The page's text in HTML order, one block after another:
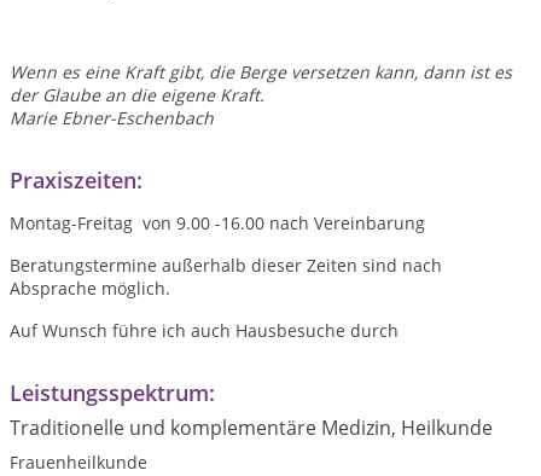
Wenn es eine Kraft gibt, die Berge versetzen kann, dann ist es
der Glaube an die eigene Kraft.
Marie Ebner-Eschenbach
Praxiszeiten:
Montag-Freitag von 9.00 -16.00 nach Vereinbarung
Beratungstermine außerhalb dieser Zeiten sind nach
Absprache möglich.
Auf Wunsch führe ich auch Hausbesuche durch
Leistungsspektrum:
Traditionelle und komplementäre Medizin, Heilkunde
Frauenheilkunde